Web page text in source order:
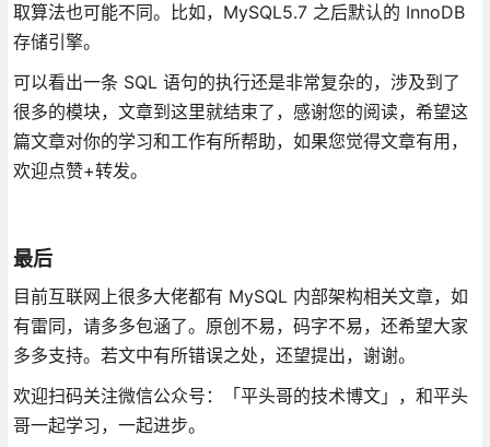
取算法也可能不同。比如，MySQL5.7 之后默认的 InnoDB
存储引擎。
可以看出一条 SQL 语句的执行还是非常复杂的，涉及到了
很多的模块，文章到这里就结束了，感谢您的阅读，希望这
篇文章对你的学习和工作有所帮助，如果您觉得文章有用，
欢迎点赞+转发。
最后
目前互联网上很多大佬都有 MySQL 内部架构相关文章，如
有雷同，请多多包涵了。原创不易，码字不易，还希望大家
多多支持。若文中有所错误之处，还望提出，谢谢。
欢迎扫码关注微信公众号：「平头哥的技术博文」，和平头
哥一起学习，一起进步。